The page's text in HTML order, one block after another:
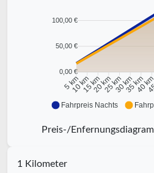
100,00 €
50,00 €
0,00 €
5 km
10 km15 km20 km25 km30 km35 km
40
Fahrpreis Nachts
Preis-/
1 Kilometer